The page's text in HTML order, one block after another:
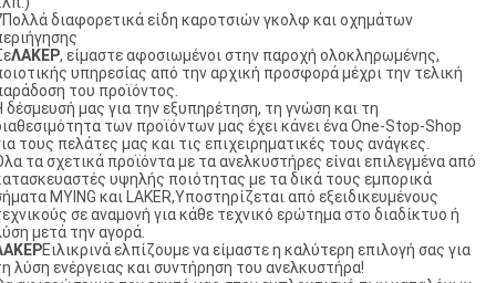
διαφορετικά είδη καροτσιών γκολφ και οχημάτων
ΛΑΚΕΡ, είμαστε αφοσιωμένοι στην παροχή ολοκληρωμένης,
υπηρεσίας από την αρχική προσφορά μέχρι την τελική
του προϊόντος.
δέσμευσή μας για την εξυπηρέτηση, τη γνώση και τη
των προϊόντων μας έχει κάνει ένα One-Stop-Shop
τους πελάτες μας και τις επιχειρηματικές τους ανάγκες.
τα σχετικά προϊόντα με τα ανελκυστήρες είναι επιλεγμένα από
υψηλής ποιότητας με τα δικά τους εμπορικά
MYING και LAKER,Υποστηρίζεται από εξειδικευμένους
σε αναμονή για κάθε τεχνικό ερώτημα στο διαδίκτυο ή
μετά την αγορά.
Ειλικρινά ελπίζουμε να είμαστε η καλύτερη επιλογή σας για
λύση ενέργειας και συντήρηση του ανελκυστήρα!